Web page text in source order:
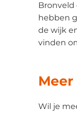
Bronveld
hebben
de wijk
vinden
Wil je